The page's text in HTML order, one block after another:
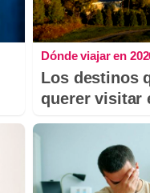
Dónde viajar en
Los destinos
querer visitar